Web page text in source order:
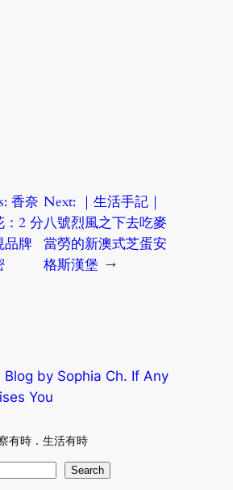
香奈
：2 分
品牌
Next: ｜生活手記｜
八號烈風之下去吃麥
當勞的新澳式芝蛋安
格斯漢堡 →
Blog by Sophia Ch. If Any
You
有時．生活有時
Search